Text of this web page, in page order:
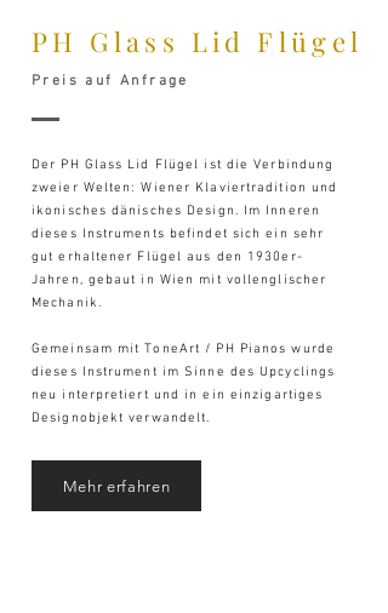
PH Glass Lid Flügel
Preis auf Anfrage
Der PH Glass Lid Flügel ist die Verbindung
zweier Welten: Wiener Klaviertradition und
ikonisches dänisches Design. Im Inneren
dieses Instruments befindet sich ein sehr
gut erhaltener Flügel aus den 1930er-
Jahren, gebaut in Wien mit vollenglischer
Mechanik.
Gemeinsam mit ToneArt / PH Pianos wurde
dieses Instrument im Sinne des Upcyclings
neu interpretiert und in ein einzigartiges
Designobjekt verwandelt.
Mehr erfahren